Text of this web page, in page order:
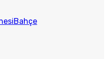
Bahçe